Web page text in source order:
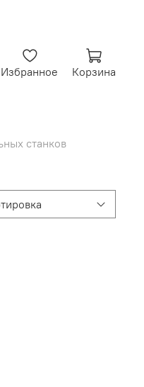
Избранное Корзина
станков